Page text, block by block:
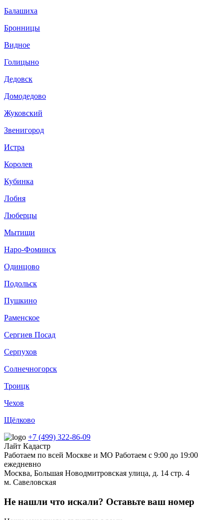
Балашиха
Бронницы
Видное
Голицыно
Дедовск
Домодедово
Жуковский
Звенигород
Истра
Королев
Кубинка
Лобня
Люберцы
Мытищи
Наро-Фоминск
Одинцово
Подольск
Пушкино
Раменское
Сергиев Посад
Серпухов
Солнечногорск
Троицк
Чехов
Щёлково
+7 (499) 322-86-09
Лайт Кадастр
Работаем по всей Москве и МО Работаем c 9:00 до 19:00
ежедневно
Москва, Большая Новодмитровская улица, д. 14 стр. 4
м. Савеловская
Не нашли что искали? Оставьте ваш номер